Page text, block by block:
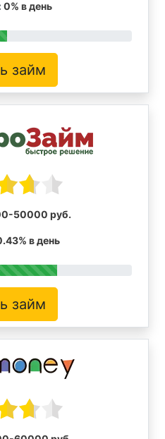
0% в день
займ
50000 руб.
в день
займ